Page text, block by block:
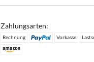
Zahlungsarten:
Rechnung Vorkasse